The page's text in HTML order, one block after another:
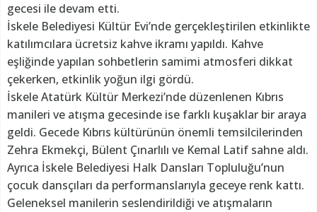
gecesi ile devam etti.
İskele Belediyesi Kültür Evi’nde gerçekleştirilen etkinlikte
katılımcılara ücretsiz kahve ikramı yapıldı. Kahve
eşliğinde yapılan sohbetlerin samimi atmosferi dikkat
çekerken, etkinlik yoğun ilgi gördü.
İskele Atatürk Kültür Merkezi’nde düzenlenen Kıbrıs
manileri ve atışma gecesinde ise farklı kuşaklar bir araya
geldi. Gecede Kıbrıs kültürünün önemli temsilcilerinden
Zehra Ekmekçi, Bülent Çınarlılı ve Kemal Latif sahne aldı.
Ayrıca İskele Belediyesi Halk Dansları Topluluğu’nun
çocuk dansçıları da performanslarıyla geceye renk kattı.
Geleneksel manilerin seslendirildiği ve atışmaların